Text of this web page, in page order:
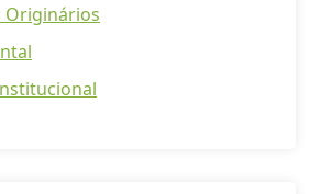
Originários